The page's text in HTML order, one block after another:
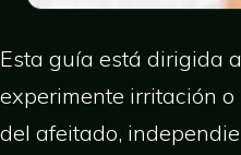
Esta guía está dirigida
experimente irritación
del afeitado,